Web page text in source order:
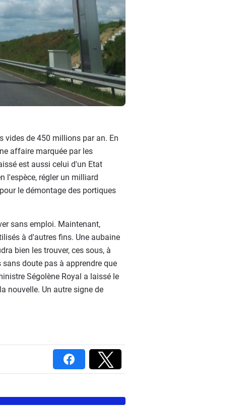
vides de 450 millions par an. En
affaire marquée par les
est aussi celui d'un Etat
l'espèce, régler un milliard
le démontage des portiques
sans emploi. Maintenant,
à d'autres fins. Une aubaine
bien les trouver, ces sous, à
doute pas à apprendre que
Ségolène Royal a laissé le
nouvelle. Un autre signe de